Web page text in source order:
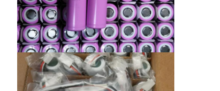
μπαταρία λίθιου lifepo4
ιονικές επαναφορτιζόμενες μπαταρίες λίθιου
Μπαταρία Lithium Polymer
μπαταρίες ενεργειακής αποθήκευσης